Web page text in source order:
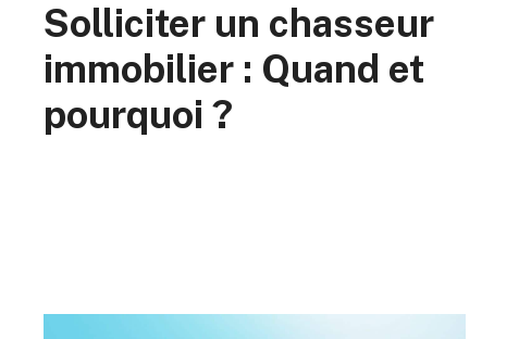
Solliciter un chasseur
immobilier : Quand et
pourquoi ?